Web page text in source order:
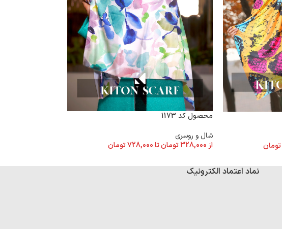
تومان
محصول کد 1173
شال و روسری
از328,000 تومانتا728,000تومان
نماد اعتماد الکترونیک